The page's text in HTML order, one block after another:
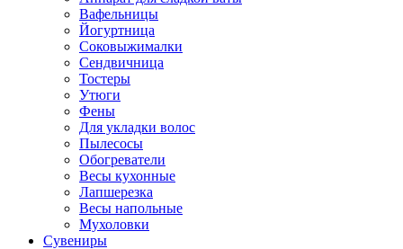
Вафельницы
Йогуртница
Соковыжималки
Сендвичница
Тостеры
Утюги
Фены
Для укладки волос
Пылесосы
Обогреватели
Весы кухонные
Лапшерезка
Весы напольные
Мухоловки
Сувениры